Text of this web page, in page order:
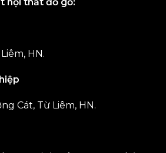
HN.
Cát, Từ Liêm, HN.